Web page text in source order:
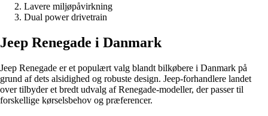
Lavere miljøpåvirkning
Dual power drivetrain
Jeep Renegade i Danmark
Jeep Renegade er et populært valg blandt bilkøbere i Danmark på
grund af dets alsidighed og robuste design. Jeep-forhandlere landet
over tilbyder et bredt udvalg af Renegade-modeller, der passer til
forskellige kørselsbehov og præferencer.